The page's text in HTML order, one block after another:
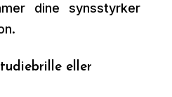
dine synsstyrker
eller